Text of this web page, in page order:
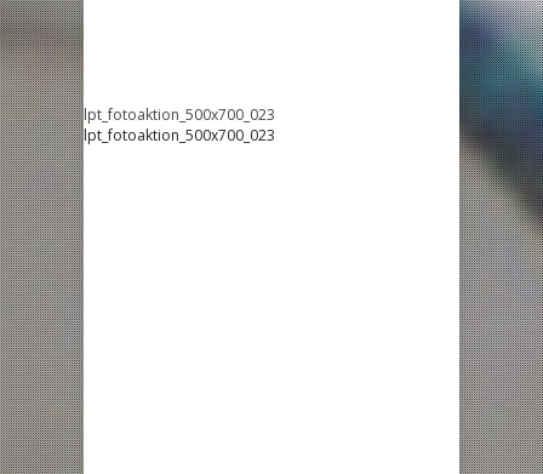
lpt_fotoaktion_500x700_023
lpt_fotoaktion_500x700_023